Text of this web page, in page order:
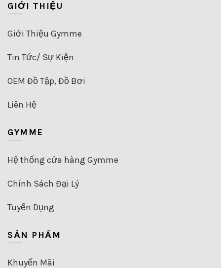
GIỚI THIỆU
Giới Thiệu Gymme
Tin Tức/ Sự Kiện
OEM Đồ Tập, Đồ Bơi
Liên Hệ
GYMME
Hệ thống cửa hàng Gymme
Chính Sách Đại Lý
Tuyển Dụng
SẢN PHẨM
Khuyến Mãi